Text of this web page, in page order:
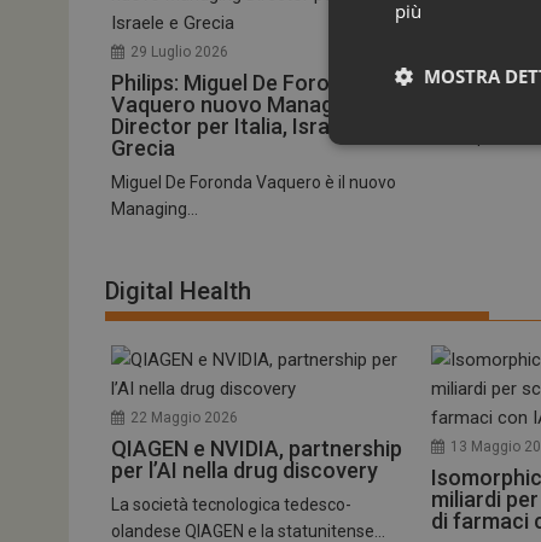
29 Luglio 2026
Philips: Miguel De Foronda
Vaquero nuovo Managing
Director per Italia, Israele e
Grecia
Miguel De Foronda Vaquero è il nuovo
Managing...
Severino
Digital Health
22 Maggio 2026
QIAGEN e NVIDIA, partnership
per l’AI nella drug discovery
La società tecnologica tedesco-
olandese QIAGEN e la statunitense...
13 Maggio
miliardi
di farmaci
più
MOSTRA
I cookie necessari
e l'accesso alle
NOME
_ga